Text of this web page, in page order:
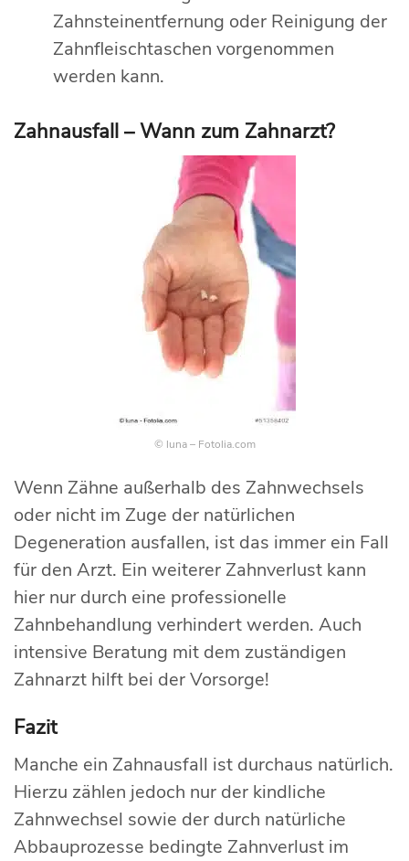
Zahnsteinentfernung oder Reinigung der
Zahnfleischtaschen vorgenommen
werden kann.
Zahnausfall – Wann zum Zahnarzt?
© luna – Fotolia.com
Wenn Zähne außerhalb des Zahnwechsels
oder nicht im Zuge der natürlichen
Degeneration ausfallen, ist das immer ein Fall
für den Arzt. Ein weiterer Zahnverlust kann
hier nur durch eine professionelle
Zahnbehandlung verhindert werden. Auch
intensive Beratung mit dem zuständigen
Zahnarzt hilft bei der Vorsorge!
Fazit
Manche ein Zahnausfall ist durchaus natürlich.
Hierzu zählen jedoch nur der kindliche
Zahnwechsel sowie der durch natürliche
Abbauprozesse bedingte Zahnverlust im